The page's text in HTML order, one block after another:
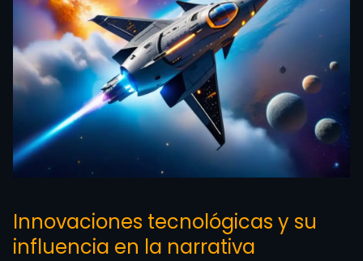
Innovaciones tecnológicas y su
influencia en la narrativa